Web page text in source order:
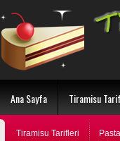
Ana Sayfa Tiramisu
Tiramisu Tarifleri